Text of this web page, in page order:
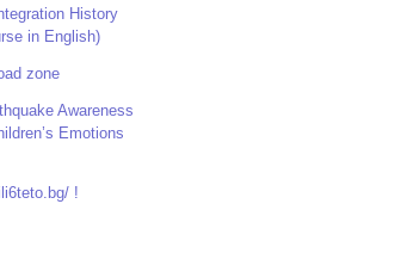
History
in English)
zone
Awareness
Emotions
!